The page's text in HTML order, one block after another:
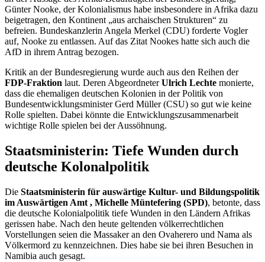
Günter Nooke, der Kolonialismus habe insbesondere in Afrika dazu
beigetragen, den Kontinent „aus archaischen Strukturen“ zu
befreien. Bundeskanzlerin Angela Merkel (CDU) forderte Vogler
auf, Nooke zu entlassen. Auf das Zitat Nookes hatte sich auch die
AfD in ihrem Antrag bezogen.
Kritik an der Bundesregierung wurde auch aus den Reihen der
FDP-Fraktion laut. Deren AbgeordneterUlrich Lechte monierte,
dass die ehemaligen deutschen Kolonien in der Politik von
Bundesentwicklungsminister Gerd Müller (CSU) so gut wie keine
Rolle spielten. Dabei könnte die Entwicklungszusammenarbeit
wichtige Rolle spielen bei der Aussöhnung.
Staatsministerin: Tiefe Wunden durch
deutsche Kolonalpolitik
Die Staatsministerin für auswärtige Kultur- und Bildungspolitik
im Auswärtigen Amt , Michelle Müntefering (SPD), betonte, dass
die deutsche Kolonialpolitik tiefe Wunden in den Ländern Afrikas
gerissen habe. Nach den heute geltenden völkerrechtlichen
Vorstellungen seien die Massaker an den Ovaherero und Nama als
Völkermord zu kennzeichnen. Dies habe sie bei ihren Besuchen in
Namibia auch gesagt.